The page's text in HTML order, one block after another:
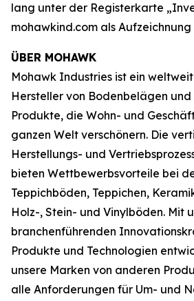
lang unter der Registerkarte
mohawkind.com als
ÜBER MOHAWK
Mohawk Industries ist ein
Hersteller von Bodenbelägen
Produkte, die Wohn- und
ganzen Welt verschönern. Die
Herstellungs- und
bieten Wettbewerbsvorteile bei
Teppichböden, Teppichen,
Holz-, Stein- und Vinylböden. Mit
branchenführenden
Produkte und Technologien
unsere Marken von anderen
alle Anforderungen für Um- und